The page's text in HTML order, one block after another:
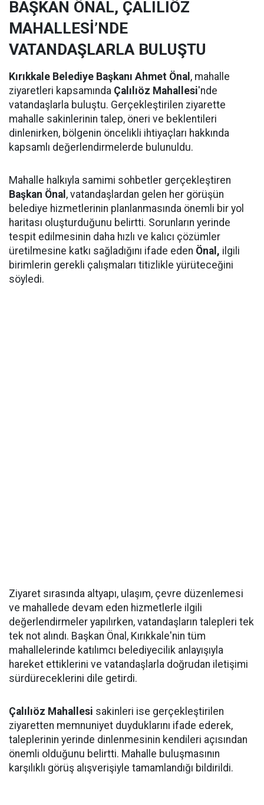
BAŞKAN ÖNAL, ÇALILIÖZ
MAHALLESİ’NDE
VATANDAŞLARLA BULUŞTU
Kırıkkale Belediye Başkanı Ahmet Önal , mahalle
ziyaretleri kapsamında Çalılıöz Mahallesi'nde
vatandaşlarla buluştu. Gerçekleştirilen ziyarette
mahalle sakinlerinin talep, öneri ve beklentileri
dinlenirken, bölgenin öncelikli ihtiyaçları hakkında
kapsamlı değerlendirmelerde bulunuldu.
Mahalle halkıyla samimi sohbetler gerçekleştiren
Başkan Önal , vatandaşlardan gelen her görüşün
belediye hizmetlerinin planlanmasında önemli bir yol
haritası oluşturduğunu belirtti. Sorunların yerinde
tespit edilmesinin daha hızlı ve kalıcı çözümler
üretilmesine katkı sağladığını ifade eden Önal, ilgili
birimlerin gerekli çalışmaları titizlikle yürüteceğini
söyledi.
Ziyaret sırasında altyapı, ulaşım, çevre düzenlemesi
ve mahallede devam eden hizmetlerle ilgili
değerlendirmeler yapılırken, vatandaşların talepleri tek
tek not alındı. Başkan Önal, Kırıkkale'nin tüm
mahallelerinde katılımcı belediyecilik anlayışıyla
hareket ettiklerini ve vatandaşlarla doğrudan iletişimi
sürdüreceklerini dile getirdi.
Çalılıöz Mahallesi sakinleri ise gerçekleştirilen
ziyaretten memnuniyet duyduklarını ifade ederek,
taleplerinin yerinde dinlenmesinin kendileri açısından
önemli olduğunu belirtti. Mahalle buluşmasının
karşılıklı görüş alışverişiyle tamamlandığı bildirildi.